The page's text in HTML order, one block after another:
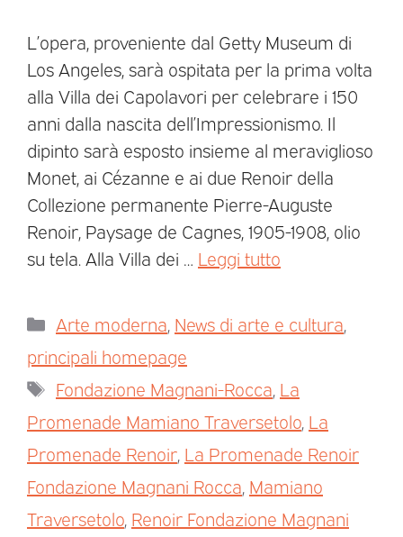
L’opera, proveniente dal Getty Museum di
Los Angeles, sarà ospitata per la prima volta
alla Villa dei Capolavori per celebrare i 150
anni dalla nascita dell’Impressionismo. Il
dipinto sarà esposto insieme al meraviglioso
Monet, ai Cézanne e ai due Renoir della
Collezione permanente Pierre-Auguste
Renoir, Paysage de Cagnes, 1905-1908, olio
su tela. Alla Villa dei … Leggi tutto
Arte moderna News di arte e cultura
principali homepage
Fondazione Magnani-Rocca La
Promenade Mamiano Traversetolo La
Promenade Renoir La Promenade Renoir
Fondazione Magnani Rocca Mamiano
Traversetolo Renoir Fondazione Magnani